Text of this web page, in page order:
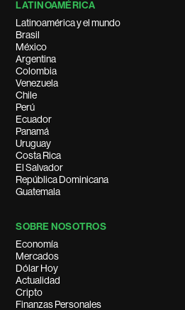
LATINOAMÉRICA
Latinoamérica y el mundo
Brasil
México
Argentina
Colombia
Venezuela
Chile
Perú
Ecuador
Panamá
Uruguay
Costa Rica
El Salvador
República Dominicana
Guatemala
SOBRE NOSOTROS
Economía
Mercados
Dólar Hoy
Actualidad
Cripto
Finanzas Personales